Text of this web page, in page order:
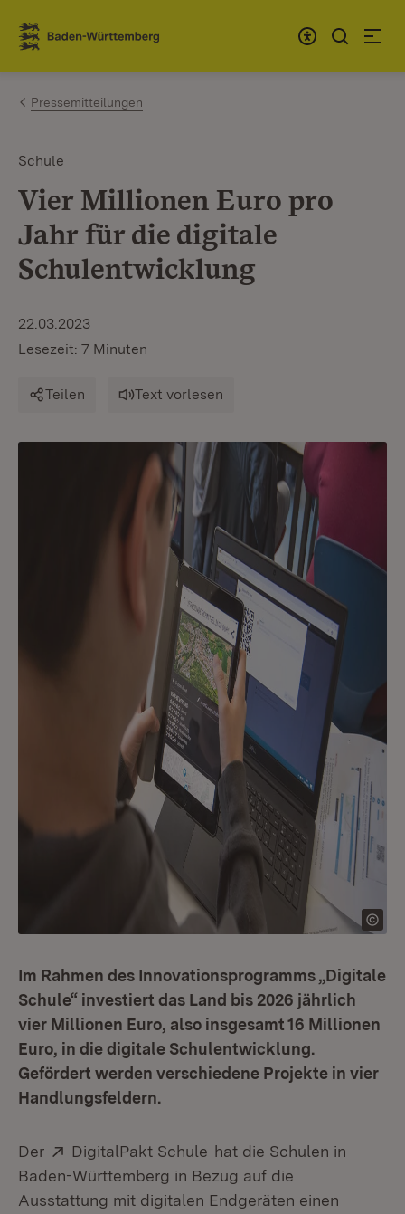
Zum Inhalt springen
Link zur Startseite
Pressemitteilungen
Schule
Vier Millionen Euro pro
Jahr für die digitale
Schulentwicklung
22.03.2023
Lesezeit: 7 Minuten
Teilen Text vorlesen
Im Rahmen des Innovationsprogramms „Digitale
Schule“ investiert das Land bis 2026 jährlich
vier Millionen Euro, also insgesamt 16 Millionen
Euro, in die digitale Schulentwicklung.
Gefördert werden verschiedene Projekte in vier
Handlungsfeldern.
Der Extern:
DigitalPakt Schule (Öffnet in neuem Fenster)
hat die Schulen in
Baden-Württemberg in Bezug auf die
Ausstattung mit digitalen Endgeräten einen